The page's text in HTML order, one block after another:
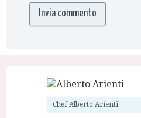
Chef Alberto Arienti